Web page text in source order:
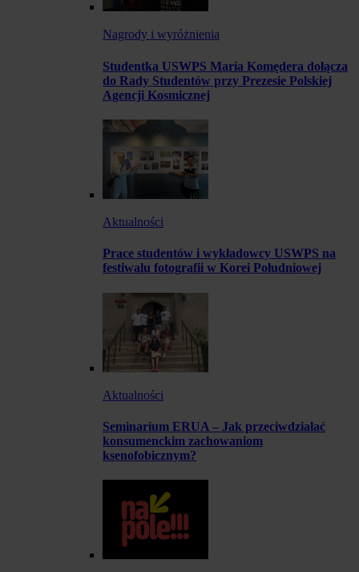
Nagrody i wyróżnienia
Studentka USWPS Maria Komędera dołącza
do Rady Studentów przy Prezesie Polskiej
Agencji Kosmicznej
Aktualności
Prace studentów i wykładowcy USWPS na
festiwalu fotografii w Korei Południowej
Aktualności
Seminarium ERUA – Jak przeciwdziałać
konsumenckim zachowaniom
ksenofobicznym?